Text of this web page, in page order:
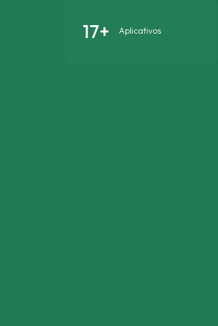
17+ Aplicativos